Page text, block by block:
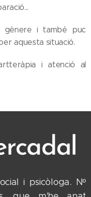
gènere i també puc
aquesta situació.
i atenció al
i psicòloga. Nº